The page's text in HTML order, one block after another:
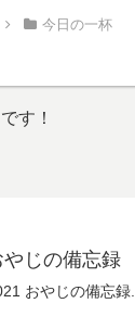
今日の一杯
す！
やじの備忘録
おやじの備忘録.